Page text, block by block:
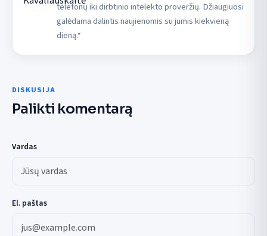
telefonų iki dirbtinio intelekto proveržių. Džiaugiuosi
galėdama dalintis naujienomis su jumis kiekvieną
dieną.“
DISKUSIJA
Palikti komentarą
Vardas
El. paštas